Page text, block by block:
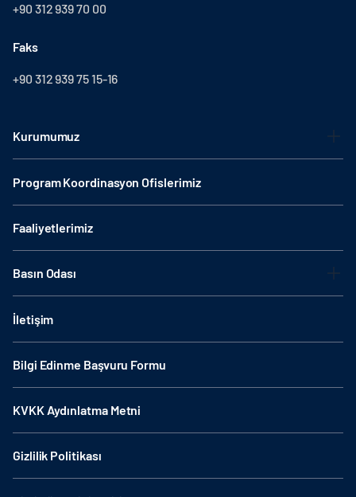
+90 312 939 70 00
Faks
+90 312 939 75 15-16
Kurumumuz
Program Koordinasyon Ofislerimiz
Faaliyetlerimiz
Basın Odası
İletişim
Bilgi Edinme Başvuru Formu
KVKK Aydınlatma Metni
Gizlilik Politikası